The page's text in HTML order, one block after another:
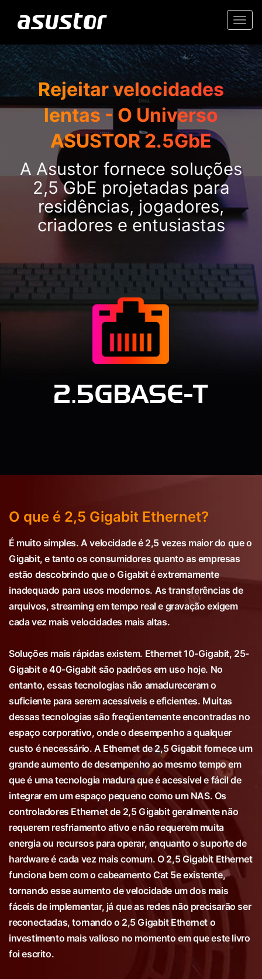
Rejeitar velocidades
lentas - O Universo
ASUSTOR 2.5GbE
A Asustor fornece soluções
2,5 GbE projetadas para
residências, jogadores,
criadores e entusiastas
O que é 2,5 Gigabit Ethernet?
É muito simples. A velocidade é 2,5 vezes maior do que o
Gigabit, e tanto os consumidores quanto as empresas
estão descobrindo que o Gigabit é extremamente
inadequado para usos modernos. As transferências de
arquivos, streaming em tempo real e gravação exigem
cada vez mais velocidades mais altas.
Soluções mais rápidas existem. Ethernet 10-Gigabit, 25-
Gigabit e 40-Gigabit são padrões em uso hoje. No
entanto, essas tecnologias não amadureceram o
suficiente para serem acessíveis e eficientes. Muitas
dessas tecnologias são freqüentemente encontradas no
espaço corporativo, onde o desempenho a qualquer
custo é necessário. A Ethernet de 2,5 Gigabit fornece um
grande aumento de desempenho ao mesmo tempo em
que é uma tecnologia madura que é acessível e fácil de
integrar em um espaço pequeno como um NAS. Os
controladores Ethernet de 2,5 Gigabit geralmente não
requerem resfriamento ativo e não requerem muita
energia ou recursos para operar, enquanto o suporte de
hardware é cada vez mais comum. O 2,5 Gigabit Ethernet
funciona bem com o cabeamento Cat 5e existente,
tornando esse aumento de velocidade um dos mais
fáceis de implementar, já que as redes não precisarão ser
reconectadas, tornando o 2,5 Gigabit Ethernet o
investimento mais valioso no momento em que este livro
foi escrito.